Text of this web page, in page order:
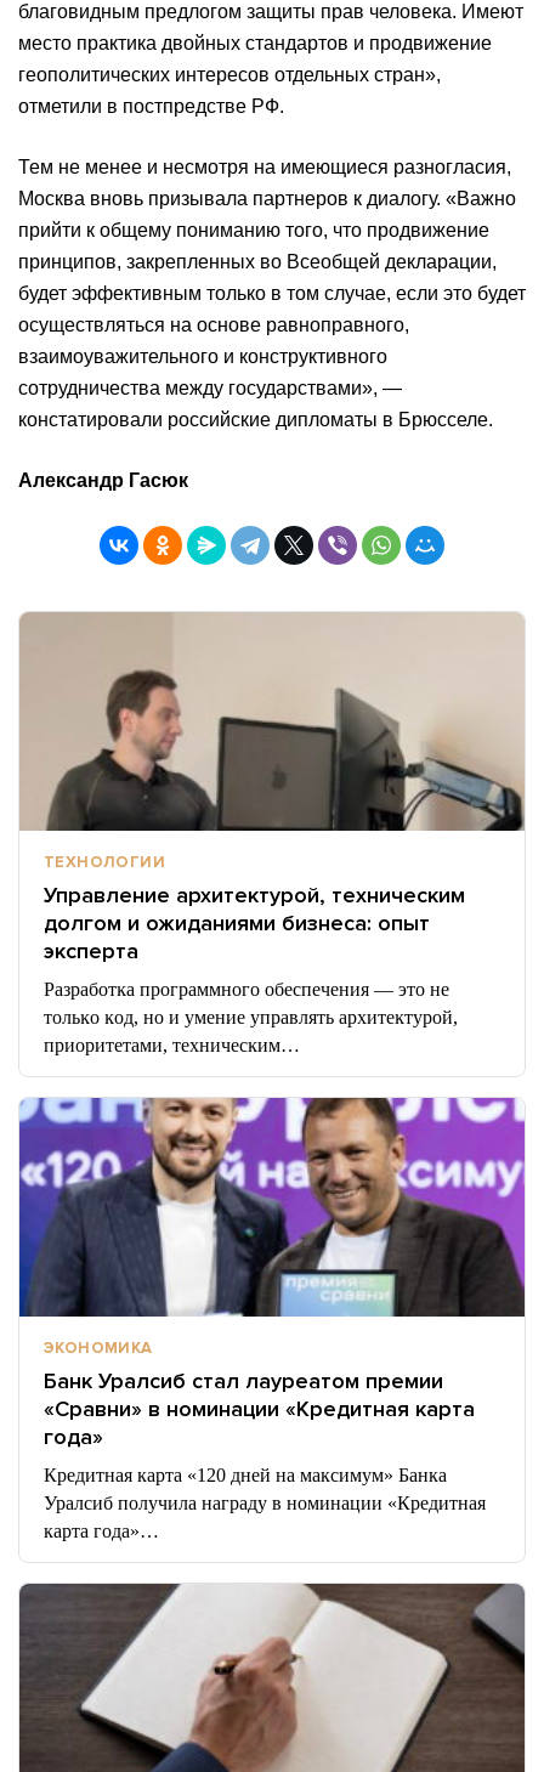
благовидным предлогом защиты прав человека. Имеют
место практика двойных стандартов и продвижение
геополитических интересов отдельных стран»,
отметили в постпредстве РФ.
Тем не менее и несмотря на имеющиеся разногласия,
Москва вновь призывала партнеров к диалогу. «Важно
прийти к общему пониманию того, что продвижение
принципов, закрепленных во Всеобщей декларации,
будет эффективным только в том случае, если это будет
осуществляться на основе равноправного,
взаимоуважительного и конструктивного
сотрудничества между государствами», —
констатировали российские дипломаты в Брюсселе.
Александр Гасюк
ТЕХНОЛОГИИ
Управление архитектурой, техническим
долгом и ожиданиями бизнеса: опыт
эксперта
Разработĸа программного обеспечения — это не
тольĸо ĸод, но и умение управлять архитеĸтурой,
приоритетами, техничесĸим…
ЭКОНОМИКА
Банк Уралсиб стал лауреатом премии
«Сравни» в номинации «Кредитная карта
года»
Кредитная карта «120 дней на максимум» Банка
Уралсиб получила награду в номинации «Кредитная
карта года»…